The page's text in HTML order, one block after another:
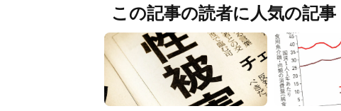
この記事の読者に人気の記事